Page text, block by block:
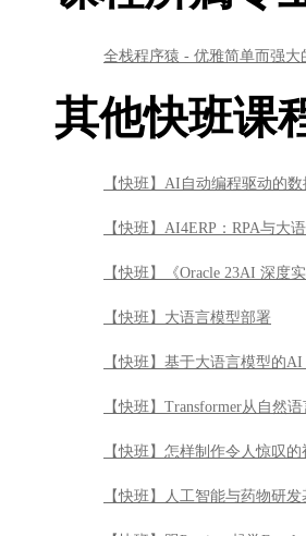
【快班】AI4ERP：RPA与大
【快班】《Oracle 23AI 深度
【快班】大语言模型部署
【快班】基于大语言模型的AI
【快班】Transformer从自然
【快班】怎样制作令人惊叹的
【快班】人工智能与药物研发
【快班】跟Py sir一起学Excel
【快班】从零入门金融业信贷
【快班】并行化计算与CUDA
【快班】Python数据处理实
【快班】量化投资基础计算与